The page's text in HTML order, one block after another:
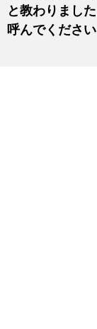
と教わりまし
呼んでください